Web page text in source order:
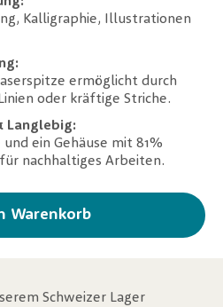
Kalligraphie, Illustrationen
ermöglicht durch
oder kräftige Striche.
Langlebig:
ein Gehäuse mit 81%
nachhaltiges Arbeiten.
Warenkorb
Schweizer Lager